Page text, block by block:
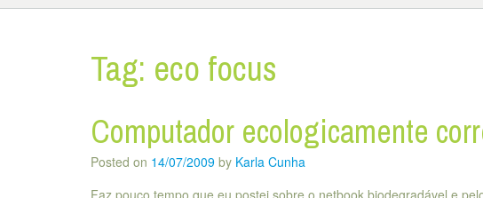
Tag: eco focus
Computador ecologicamente
Posted on 14/07/2009 by Karla Cunha